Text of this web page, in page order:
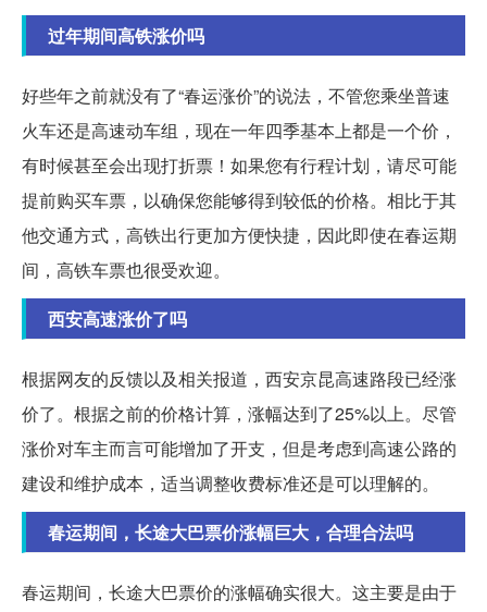
过年期间高铁涨价吗
好些年之前就没有了“春运涨价”的说法，不管您乘坐普速
火车还是高速动车组，现在一年四季基本上都是一个价，
有时候甚至会出现打折票！如果您有行程计划，请尽可能
提前购买车票，以确保您能够得到较低的价格。相比于其
他交通方式，高铁出行更加方便快捷，因此即使在春运期
间，高铁车票也很受欢迎。
西安高速涨价了吗
根据网友的反馈以及相关报道，西安京昆高速路段已经涨
价了。根据之前的价格计算，涨幅达到了25%以上。尽管
涨价对车主而言可能增加了开支，但是考虑到高速公路的
建设和维护成本，适当调整收费标准还是可以理解的。
春运期间，长途大巴票价涨幅巨大，合理合法吗
春运期间，长途大巴票价的涨幅确实很大。这主要是由于